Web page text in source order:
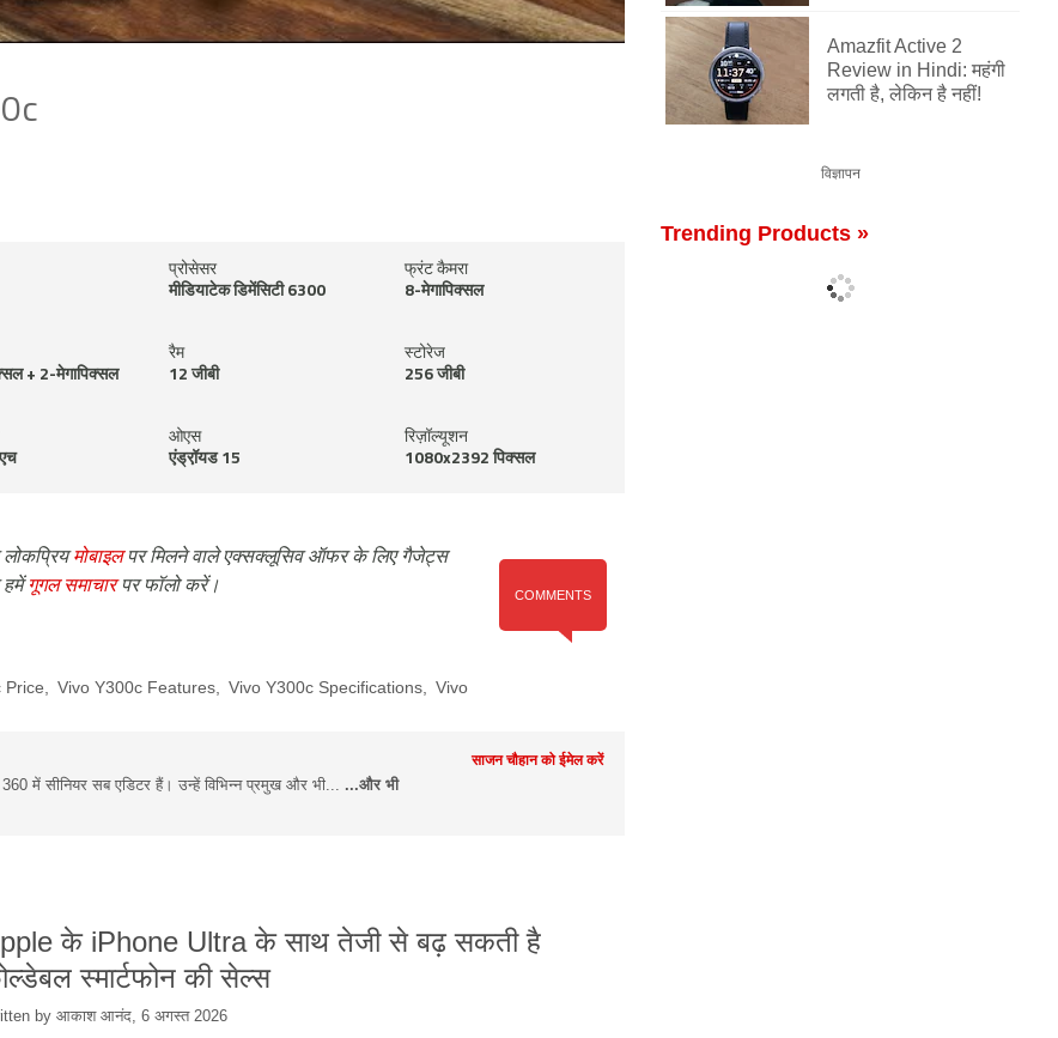
प्रोसेसर
मीडियाटेक डिमेंसिटी 6300
फ्रंट कैमरा
8-मेगापिक्सल
+ 2-मेगापिक्सल
रैम
12 जीबी
स्टोरेज
256 जीबी
ओएस
एंड्रॉ़यड 15
रिज़ॉल्यूशन
1080x2392 पिक्सल
COMMENTS
मोबाइलपर मिलने वाले एक्सक्लूसिव ऑफर के लिए गैजेट्स
हमेंगूगल समाचारपर फॉलो करें।
Price Vivo Y300c Features Vivo Y300c Specifications Vivo
साजन चौहान को ईमेल करें
में सीनियर सब एडिटर हैं। उन्हें विभिन्न प्रमुख और भी... ...और भी
के iPhone Ultra के साथ तेजी से बढ़ सकती है
स्मार्टफोन की सेल्स
by आकाश आनंद, 6 अगस्त 2026
Amazfit Active 2
Review in Hindi: महंगी
लगती है, लेकिन है नहीं!
विज्ञापन
Trending Products »